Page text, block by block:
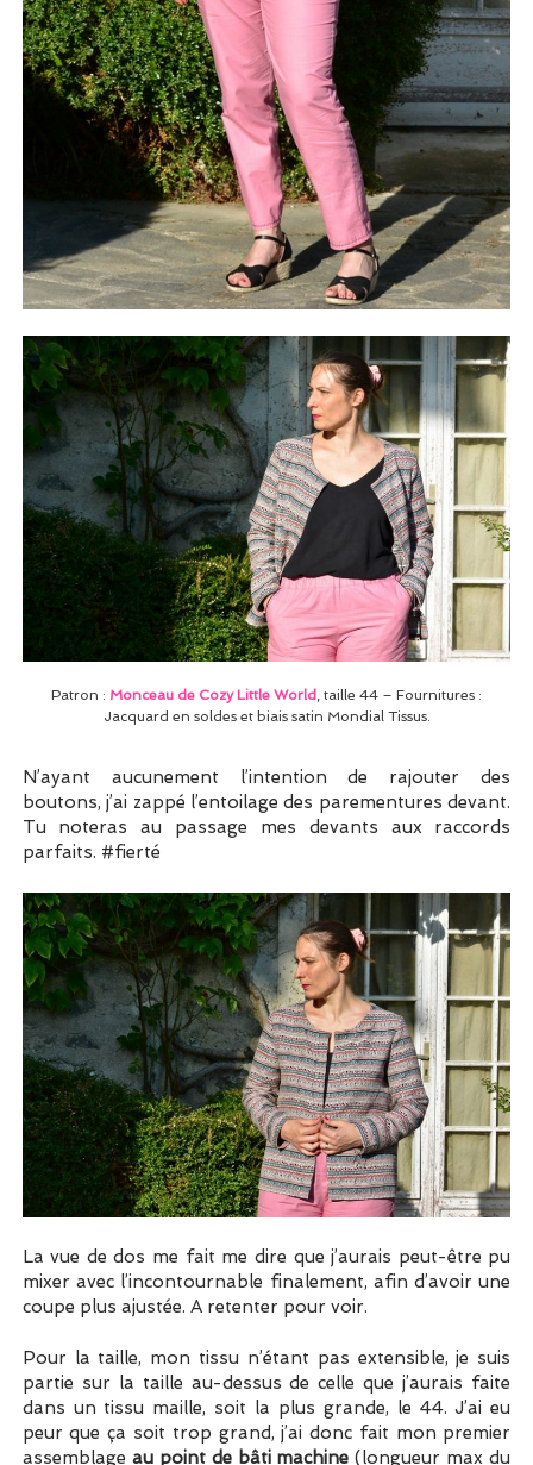
Patron : Monceau de Cozy Little World , taille 44 – Fournitures :
Jacquard en soldes et biais satin Mondial Tissus.
N’ayant aucunement l’intention de rajouter des
boutons, j’ai zappé l’entoilage des parementures devant.
Tu noteras au passage mes devants aux raccords
parfaits. #fierté
La vue de dos me fait me dire que j’aurais peut-être pu
mixer avec l’incontournable finalement, afin d’avoir une
coupe plus ajustée. A retenter pour voir.
Pour la taille, mon tissu n’étant pas extensible, je suis
partie sur la taille au-dessus de celle que j’aurais faite
dans un tissu maille, soit la plus grande, le 44. J’ai eu
peur que ça soit trop grand, j’ai donc fait mon premier
assemblage au point de bâti machine (longueur max du